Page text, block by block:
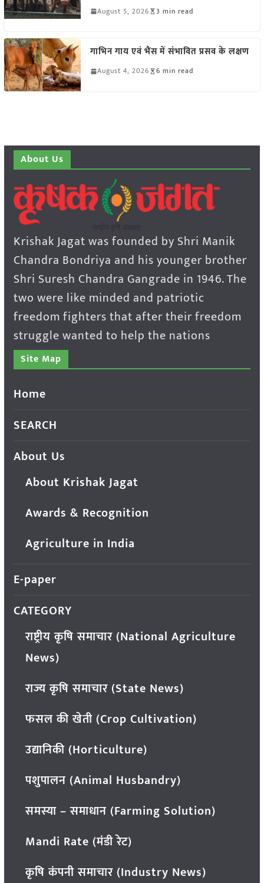
August 5, 2026 3 min read
गाभिन गाय एवं भैंस में संभावित प्रसव के लक्षण
August 4, 2026 6 min read
About Us
Krishak Jagat was founded by Shri Manik
Chandra Bondriya and his younger brother
Shri Suresh Chandra Gangrade in 1946. The
two were like minded and patriotic
freedom fighters that after their freedom
struggle wanted to help the nations
Site Map
Home
SEARCH
About Us
About Krishak Jagat
Awards & Recognition
Agriculture in India
E-paper
CATEGORY
राष्ट्रीय कृषि समाचार (National Agriculture
News)
राज्य कृषि समाचार (State News)
फसल की खेती (Crop Cultivation)
उद्यानिकी (Horticulture)
पशुपालन (Animal Husbandry)
समस्या – समाधान (Farming Solution)
Mandi Rate (मंडी रेट)
कृषि कंपनी समाचार (Industry News)